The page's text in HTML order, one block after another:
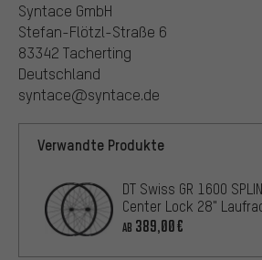
Syntace GmbH
Stefan-Flötzl-Straße 6
83342 Tacherting
Deutschland
syntace@syntace.de
Verwandte Produkte
DT Swiss GR 1600
Center Lock 28"
2024
AB 389,00€